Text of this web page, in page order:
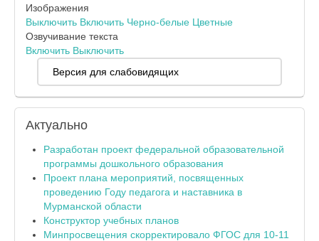
Изображения
Выключить Включить Черно-белые Цветные
Озвучивание текста
Включить Выключить
Версия для слабовидящих
Актуально
Разработан проект федеральной образовательной
программы дошкольного образования
Проект плана мероприятий, посвященных
проведению Году педагога и наставника в
Мурманской области
Конструктор учебных планов
Минпросвещения скорректировало ФГОС для 10-11